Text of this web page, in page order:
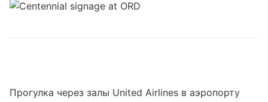
Прогулка через залы United Airlines в аэропорту